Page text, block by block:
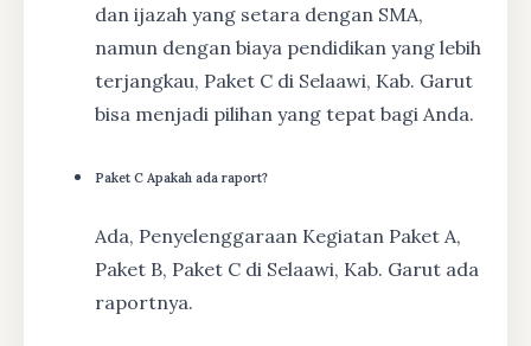
dan ijazah yang setara dengan SMA,
namun dengan biaya pendidikan yang lebih
terjangkau, Paket C di Selaawi, Kab. Garut
bisa menjadi pilihan yang tepat bagi Anda.
Paket C Apakah ada raport?
Ada, Penyelenggaraan Kegiatan Paket A,
Paket B, Paket C di Selaawi, Kab. Garut ada
raportnya.